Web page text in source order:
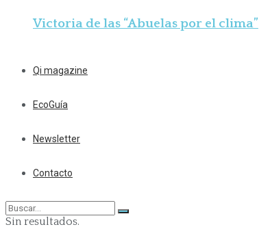
Victoria de las “Abuelas por el clima”
Qi magazine
EcoGuía
Newsletter
Contacto
Sin resultados.